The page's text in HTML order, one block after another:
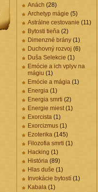
Anách (28)
Archetyp mágie (5)
Astrálne cestovanie (11)
Bytosti tieňa (2)
Dimenzné brány (1)
Duchovný rozvoj (6)
Duša Selekcie (1)
Emócie a ich vplyv na
mágiu (1)
Emócie a mágia (1)
Energia (1)
Energia smrti (2)
Energie miest(1)
Exorcista (1)
Exorcizmus (1)
Ezoterika (145)
Filozofia smrti (1)
Hacking (1)
História (89)
Hlas duše (1)
Invokácie bytostí (1)
Kabala (1)